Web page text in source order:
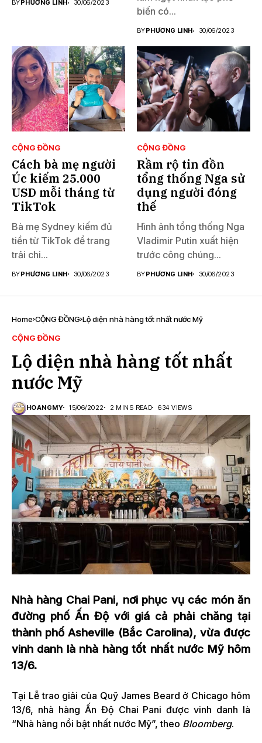
BY PHƯƠNG LINH 30/06/2023
biến có...
BYPHƯƠNG LINH 30/06/2023
CỘNG ĐỒNG
Cách bà mẹ người
Úc kiếm 25.000
USD mỗi tháng từ
TikTok
Bà mẹ Sydney kiếm đủ
tiền từ TikTok để trang
trải chi...
BYPHƯƠNG LINH 30/06/2023
CỘNG ĐỒNG
Rầm rộ tin đồn
tổng thống Nga sử
dụng người đóng
thế
Hình ảnh tổng thống Nga
Vladimir Putin xuất hiện
trước công chúng...
BYPHƯƠNG LINH 30/06/2023
Home CỘNG ĐỒNG Lộ diện nhà hàng tốt nhất nước Mỹ
CỘNG ĐỒNG
Lộ diện nhà hàng tốt nhất
nước Mỹ
HOANGMY 15/06/2022 2 MINS READ 634 VIEWS
Nhà hàng Chai Pani, nơi phục vụ các món ăn
đường phố Ấn Độ với giá cả phải chăng tại
thành phố Asheville (Bắc Carolina), vừa được
vinh danh là nhà hàng tốt nhất nước Mỹ hôm
13/6.
Tại Lễ trao giải của Quỹ James Beard ở Chicago hôm
13/6, nhà hàng Ấn Độ Chai Pani được vinh danh là
“Nhà hàng nổi bật nhất nước Mỹ”, theo Bloomberg.